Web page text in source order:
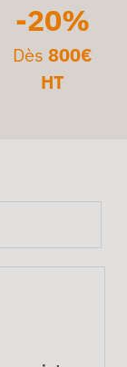
-20%
Dès 800€
HT